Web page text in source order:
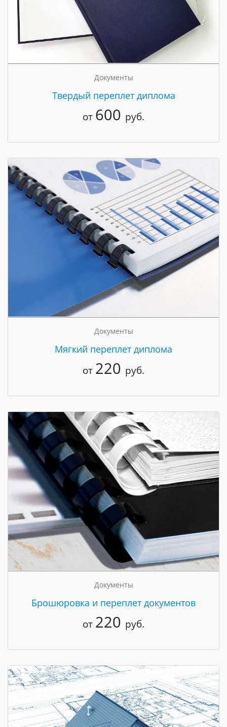
Документы
Твердый переплет диплома
от 600 руб.
Документы
Мягкий переплет диплома
от 220 руб.
Документы
Брошюровка и переплет документов
от 220 руб.